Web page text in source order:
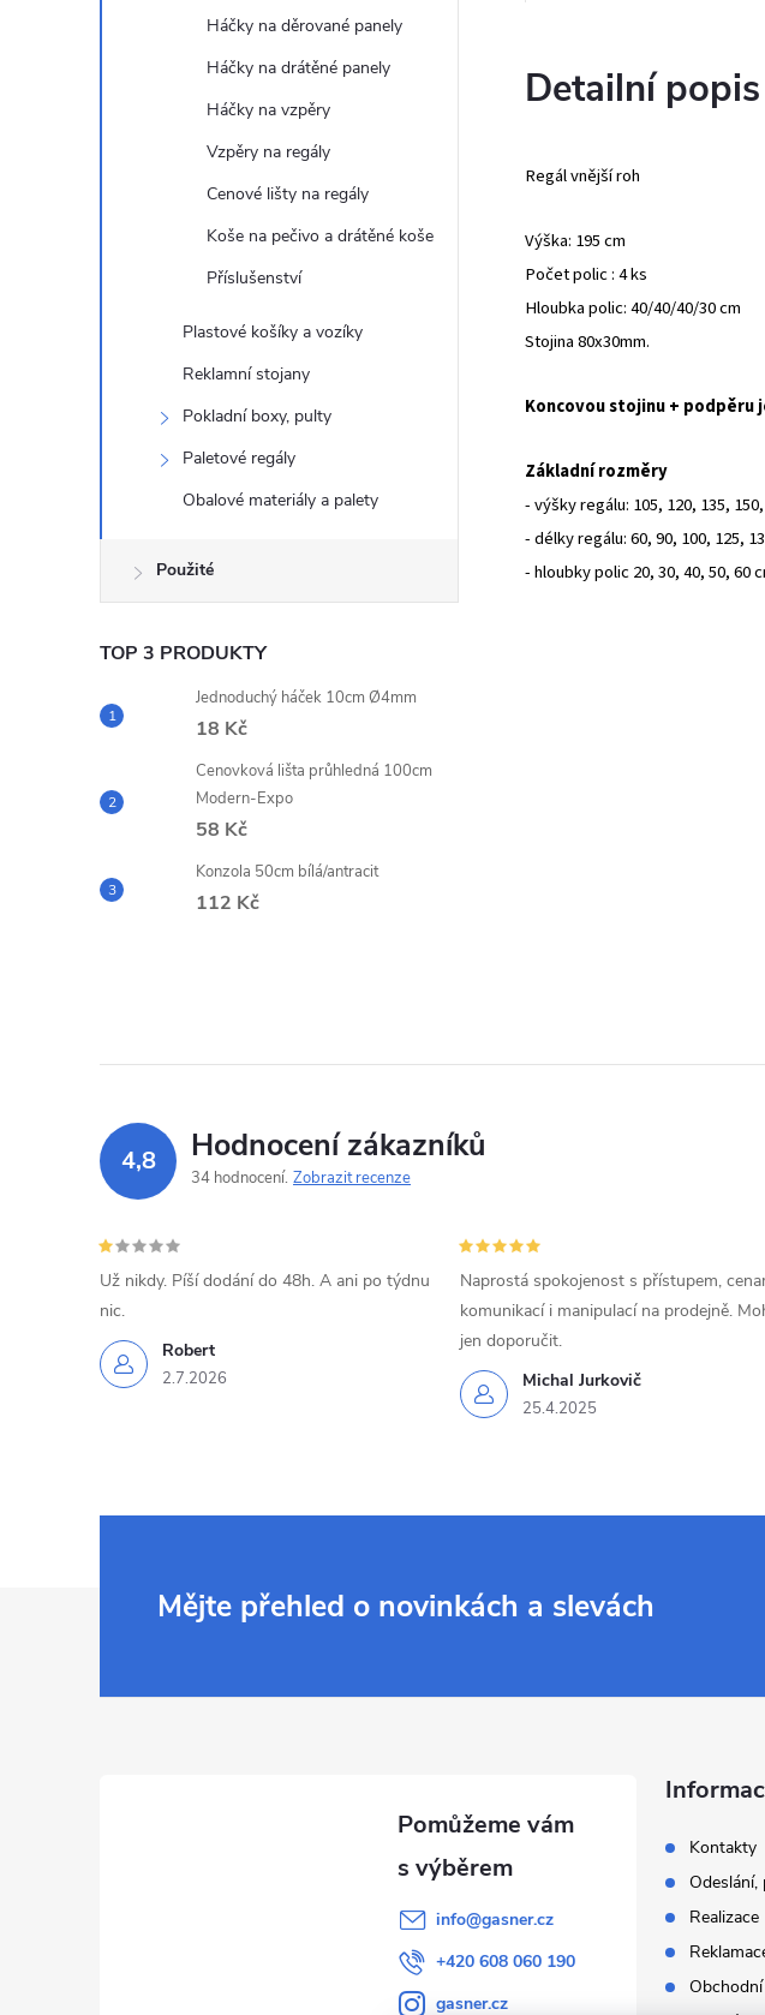
Háčky na děrované panely
Háčky na drátěné panely
Háčky na vzpěry
Vzpěry na regály
Cenové lišty na regály
Koše na pečivo a drátěné koše
Příslušenství
Plastové košíky a vozíky
Reklamní stojany
Pokladní boxy, pulty
Paletové regály
Obalové materiály a palety
Použité
TOP 3 PRODUKTY
Jednoduchý háček 10cm Ø4mm
18 Kč
Cenovková lišta průhledná 100cm
Modern-Expo
58 Kč
Konzola 50cm bílá/antracit
112 Kč
Detailní
Regál vnější roh
Výška: 195 cm
Počet polic : 4 ks
Hloubka polic: 40/40/40/30 cm
Stojina 80x30mm.
Koncovou stojinu + podpěru
Základní rozměry
- výšky regálu: 105, 120, 135,
- délky regálu: 60, 90, 100, 125,
- hloubky polic 20, 30, 40, 50, 60
4,8 Hodnocení zákazníků
34 hodnocení Zobrazit recenze
Robert
2.7.2026
Už nikdy. Píší dodání do 48h. A ani po týdnu
nic.
Michal Jurkovič
25.4.2025
Naprostá spokojenost s přístupem,
komunikací i manipulací na prodejně.
jen doporučit.
Mějte přehled o novinkách a slevách
info@gasner.cz
+420 608 060 190
gasner.cz
Kontakty
Odeslání,
Realizace